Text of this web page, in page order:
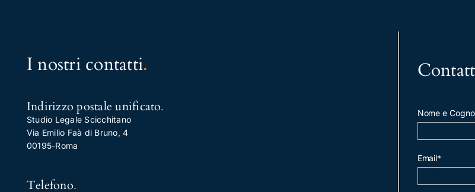
I nostri contatti.
Indirizzo postale unificato.
Studio Legale Scicchitano
Via Emilio Faà di Bruno, 4
00195-Roma
Telefono.
Nome e
Email*